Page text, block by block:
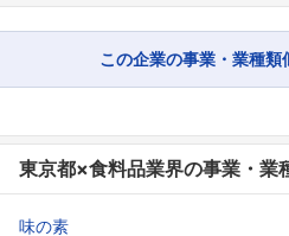
この企業の事業・業種類
東京都×食料品業界の事業・業
味の素